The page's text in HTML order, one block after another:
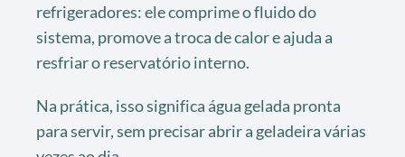
refrigeradores: ele comprime o fluido do
sistema, promove a troca de calor e ajuda a
resfriar o reservatório interno.
Na prática, isso significa água gelada pronta
para servir, sem precisar abrir a geladeira várias